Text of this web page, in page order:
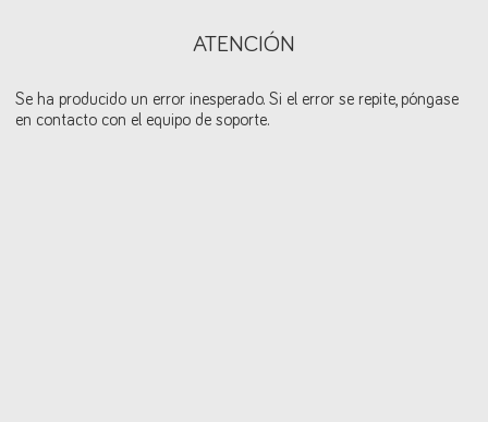
ATENCIÓN
Se ha producido un error inesperado. Si el error se repite, póngase
en contacto con el equipo de soporte.